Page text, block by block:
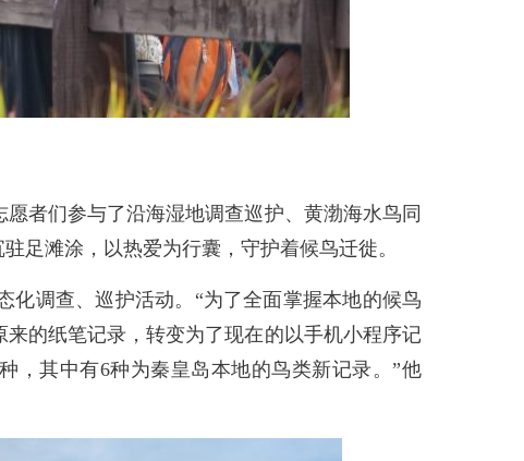
者们参与了沿海湿地调查巡护、黄渤海水鸟同
足滩涂，以热爱为行囊，守护着候鸟迁徙。
调查、巡护活动。“为了全面掌握本地的候鸟
的纸笔记录，转变为了现在的以手机小程序记
，其中有6种为秦皇岛本地的鸟类新记录。”他